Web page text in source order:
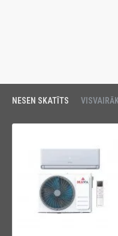
NESEN SKATĪTS